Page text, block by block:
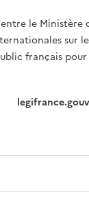
le Ministère
sur
français